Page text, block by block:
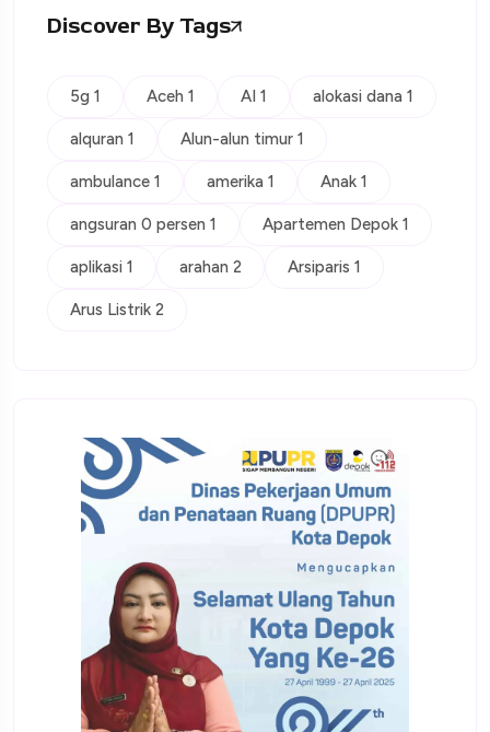
Discover By Tags
5g 1 Aceh 1 AI 1 alokasi dana 1
alquran 1 Alun-alun timur 1
ambulance 1 amerika 1 Anak 1
angsuran 0 persen 1 Apartemen Depok 1
aplikasi 1 arahan 2 Arsiparis 1
Arus Listrik 2